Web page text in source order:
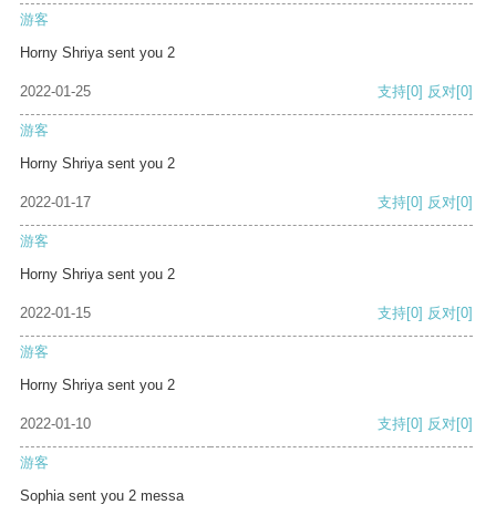
游客
Horny Shriya sent you 2
2022-01-25 支持[0] 反对[0]
游客
Horny Shriya sent you 2
2022-01-17 支持[0] 反对[0]
游客
Horny Shriya sent you 2
2022-01-15 支持[0] 反对[0]
游客
Horny Shriya sent you 2
2022-01-10 支持[0] 反对[0]
游客
Sophia sent you 2 messa